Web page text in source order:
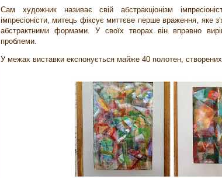
Сам художник називає свій абстракціонізм
імпресіоністи, митець фіксує миттєве перше враження, яке
абстрактними формами. У своїх творах він вправно
проблеми.
У межах виставки експонується майже 40 полотен, створених